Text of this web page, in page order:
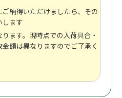
納得いただけましたら、その
します
ます。現時点での入荷具合・
額は異なりますのでご了承く